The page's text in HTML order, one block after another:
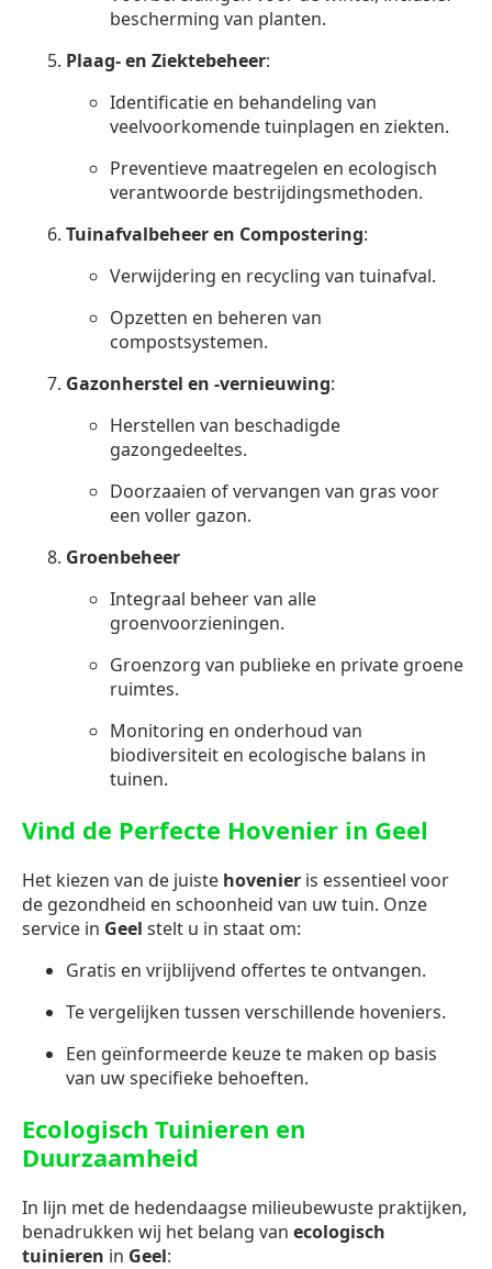
bescherming van planten.
Plaag- en Ziektebeheer:
Identificatie en behandeling van
veelvoorkomende tuinplagen en ziekten.
Preventieve maatregelen en ecologisch
verantwoorde bestrijdingsmethoden.
Tuinafvalbeheer en Compostering:
Verwijdering en recycling van tuinafval.
Opzetten en beheren van
compostsystemen.
Gazonherstel en -vernieuwing:
Herstellen van beschadigde
gazongedeeltes.
Doorzaaien of vervangen van gras voor
een voller gazon.
Groenbeheer
Integraal beheer van alle
groenvoorzieningen.
Groenzorg van publieke en private groene
ruimtes.
Monitoring en onderhoud van
biodiversiteit en ecologische balans in
tuinen.
Vind de Perfecte Hovenier in Geel
Het kiezen van de juiste hovenier is essentieel voor
de gezondheid en schoonheid van uw tuin. Onze
service in Geel stelt u in staat om:
Gratis en vrijblijvend offertes te ontvangen.
Te vergelijken tussen verschillende hoveniers.
Een geïnformeerde keuze te maken op basis
van uw specifieke behoeften.
Ecologisch Tuinieren en
Duurzaamheid
In lijn met de hedendaagse milieubewuste praktijken,
benadrukken wij het belang van ecologisch
tuinieren in Geel: